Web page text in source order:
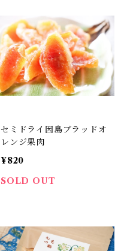
セミドライ因島ブラッドオ
レンジ果肉
¥820
SOLD OUT